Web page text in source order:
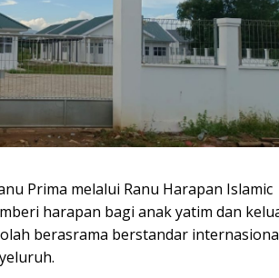
Prima melalui Ranu Harapan Islamic
harapan bagi anak yatim dan
berasrama berstandar